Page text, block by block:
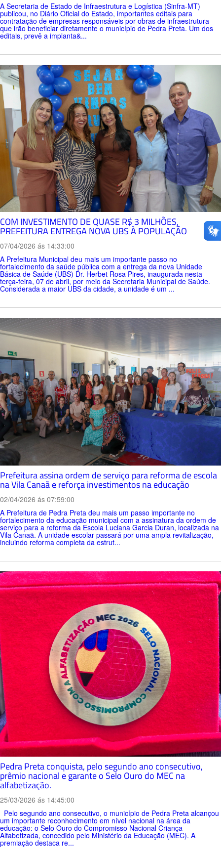
A Secretaria de Estado de Infraestrutura e Logística (Sinfra-MT)
publicou, no Diário Oficial do Estado, importantes editais para
contratação de empresas responsáveis por obras de infraestrutura
que irão beneficiar diretamente o município de Pedra Preta. Um dos
editais, prevê a implanta&...
COM INVESTIMENTO DE QUASE R$ 3 MILHÕES,
PREFEITURA ENTREGA NOVA UBS À POPULAÇÃO
07/04/2026 ás 14:33:00
A Prefeitura Municipal deu mais um importante passo no
fortalecimento da saúde pública com a entrega da nova Unidade
Básica de Saúde (UBS) Dr. Herbet Rosa Pires, inaugurada nesta
terça-feira, 07 de abril, por meio da Secretaria Municipal de Saúde.
Considerada a maior UBS da cidade, a unidade é um ...
Prefeitura assina ordem de serviço para reforma de escola
na Vila Canaã e reforça investimentos na educação
02/04/2026 ás 07:59:00
A Prefeitura de Pedra Preta deu mais um passo importante no
fortalecimento da educação municipal com a assinatura da ordem de
serviço para a reforma da Escola Luciana Garcia Duran, localizada na
Vila Canaã. A unidade escolar passará por uma ampla revitalização,
incluindo reforma completa da estrut...
Pedra Preta conquista, pelo segundo ano consecutivo,
prêmio nacional e garante o Selo Ouro do MEC na
alfabetização.
25/03/2026 ás 14:45:00
Pelo segundo ano consecutivo, o município de Pedra Preta alcançou
um importante reconhecimento em nível nacional na área da
educação: o Selo Ouro do Compromisso Nacional Criança
Alfabetizada, concedido pelo Ministério da Educação (MEC). A
premiação destaca re...